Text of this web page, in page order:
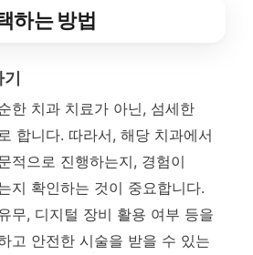
하는 방법
기
한 치과 치료가 아닌, 섬세한
합니다. 따라서, 해당 치과에서
적으로 진행하는지, 경험이
지 확인하는 것이 중요합니다.
무, 디지털 장비 활용 여부 등을
고 안전한 시술을 받을 수 있는